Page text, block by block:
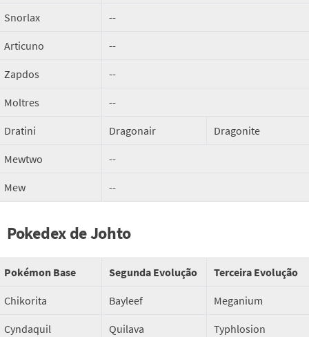
Snorlax --
Articuno --
Zapdos --
Moltres --
Dratini Dragonair Dragonite
Mewtwo --
Mew --
Pokedex de Johto
Pokémon Base Segunda Evolução Terceira Evolução
Chikorita Bayleef Meganium
Cyndaquil Quilava Typhlosion